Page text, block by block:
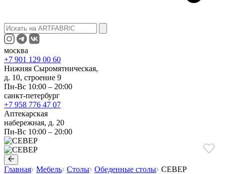
москва
+7 901 129 00 60
Нижняя Сыромятническая,
д. 10, строение 9
Пн-Вс 10:00 – 20:00
санкт-петербург
+7 958 776 47 07
Аптекарская
набережная, д. 20
Пн-Вс 10:00 – 20:00
Главная Мебель Столы Обеденные столы СЕВЕР